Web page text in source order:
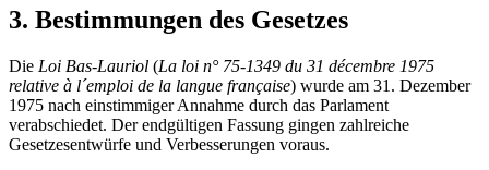
3. Bestimmungen des Gesetzes
Die Loi Bas-Lauriol (La loi n° 75-1349 du 31 décembre 1975
relative à l´emploi de la langue française) wurde am 31. Dezember
1975 nach einstimmiger Annahme durch das Parlament
verabschiedet. Der endgültigen Fassung gingen zahlreiche
Gesetzesentwürfe und Verbesserungen voraus.